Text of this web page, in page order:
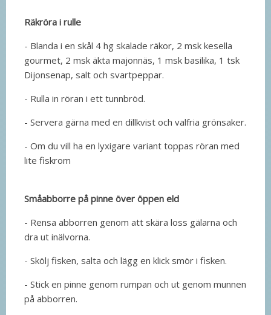
Räkröra i rulle
- Blanda i en skål 4 hg skalade räkor, 2 msk kesella
gourmet, 2 msk äkta majonnäs, 1 msk basilika, 1 tsk
Dijonsenap, salt och svartpeppar.
- Rulla in röran i ett tunnbröd.
- Servera gärna med en dillkvist och valfria grönsaker.
- Om du vill ha en lyxigare variant toppas röran med
lite fiskrom
Småabborre på pinne över öppen eld
- Rensa abborren genom att skära loss gälarna och
dra ut inälvorna.
- Skölj fisken, salta och lägg en klick smör i fisken.
- Stick en pinne genom rumpan och ut genom munnen
på abborren.